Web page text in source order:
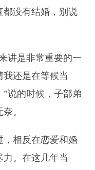
没有结婚，别说
讲是非常重要的一
还是在等候当
说的时候，子部弟
。
，相反在恋爱和婚
。在这几年当